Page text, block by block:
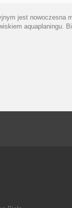
jest nowoczesna
aquaplaningu.